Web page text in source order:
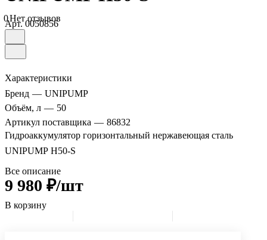
0Нет отзывов
Арт.0050856
Характеристики
Бренд — UNIPUMP
Объём, л — 50
Артикул поставщика — 86832
Гидроаккумулятор горизонтальный нержавеющая сталь
UNIPUMP H50-S
Все описание
9 980 ₽/шт
В корзину